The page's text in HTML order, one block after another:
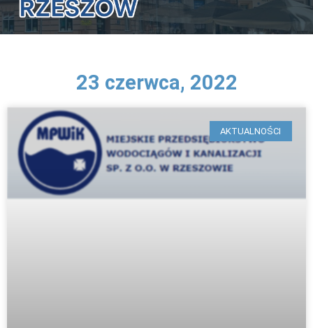
23 czerwca, 2022
AKTUALNOŚCI